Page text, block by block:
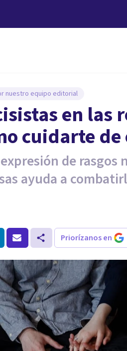
nuestro equipo editorial
en las
cuidarte de
de rasgos
ayuda a
Priorízanos en